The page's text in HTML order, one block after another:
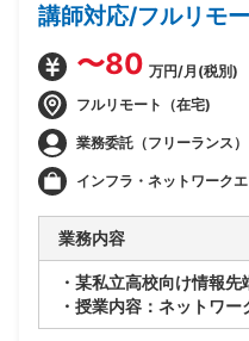
講師対応/フルリモ
〜80 万円/月(税別)
フルリモート（在宅)
業務委託（フリーランス）
インフラ・ネットワーク
業務内容
・某私立高校向け情報
・授業内容：ネットワ
学(高校生向けのため企